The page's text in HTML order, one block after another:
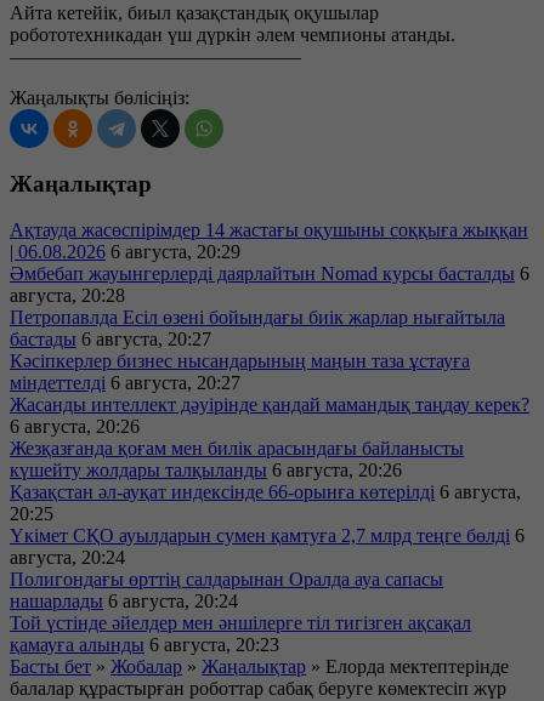
Айта кетейік, биыл қазақстандық оқушылар
робототехникадан үш дүркін әлем чемпионы атанды.
———————————————
Жаңалықты бөлісіңіз:
Жаңалықтар
Ақтауда жасөспірімдер 14 жастағы оқушыны соққыға жыққан
| 06.08.2026 6 августа, 20:29
Әмбебап жауынгерлерді даярлайтын Nomad курсы басталды 6
августа, 20:28
Петропавлда Есіл өзені бойындағы биік жарлар нығайтыла
бастады 6 августа, 20:27
Кәсіпкерлер бизнес нысандарының маңын таза ұстауға
міндеттелді 6 августа, 20:27
Жасанды интеллект дәуірінде қандай мамандық таңдау керек?
6 августа, 20:26
Жезқазғанда қоғам мен билік арасындағы байланысты
күшейту жолдары талқыланды 6 августа, 20:26
Қазақстан әл-ауқат индексінде 66-орынға көтерілді 6 августа,
20:25
Үкімет СҚО ауылдарын сумен қамтуға 2,7 млрд теңге бөлді 6
августа, 20:24
Полигондағы өрттің салдарынан Оралда ауа сапасы
нашарлады 6 августа, 20:24
Той үстінде әйелдер мен әншілерге тіл тигізген ақсақал
қамауға алынды 6 августа, 20:23
Басты бет » Жобалар » Жаңалықтар » Елорда мектептерінде
балалар құрастырған роботтар сабақ беруге көмектесіп жүр